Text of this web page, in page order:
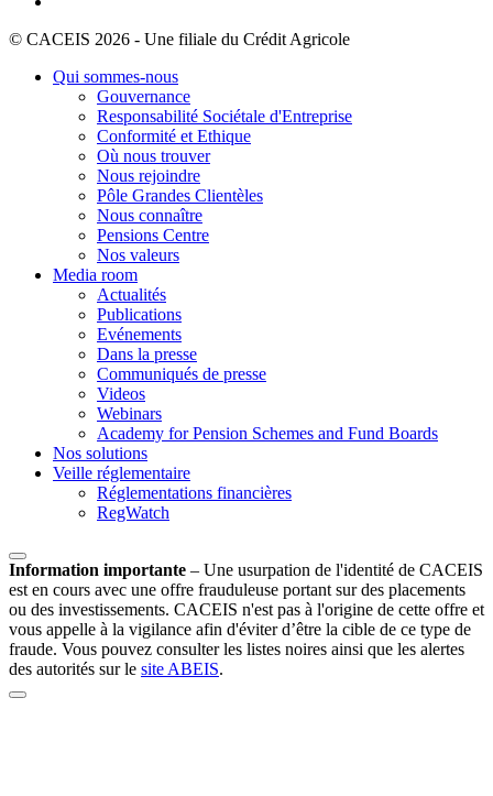
© CACEIS 2026 - Une filiale du Crédit Agricole
Qui sommes-nous
Gouvernance
Responsabilité Sociétale d'Entreprise
Conformité et Ethique
Où nous trouver
Nous rejoindre
Pôle Grandes Clientèles
Nous connaître
Pensions Centre
Nos valeurs
Media room
Actualités
Publications
Evénements
Dans la presse
Communiqués de presse
Videos
Webinars
Academy for Pension Schemes and Fund Boards
Nos solutions
Veille réglementaire
Réglementations financières
RegWatch
Information importante – Une usurpation de l'identité de CACEIS
est en cours avec une offre frauduleuse portant sur des placements
ou des investissements. CACEIS n'est pas à l'origine de cette offre et
vous appelle à la vigilance afin d'éviter d’être la cible de ce type de
fraude. Vous pouvez consulter les listes noires ainsi que les alertes
des autorités sur le site ABEIS.